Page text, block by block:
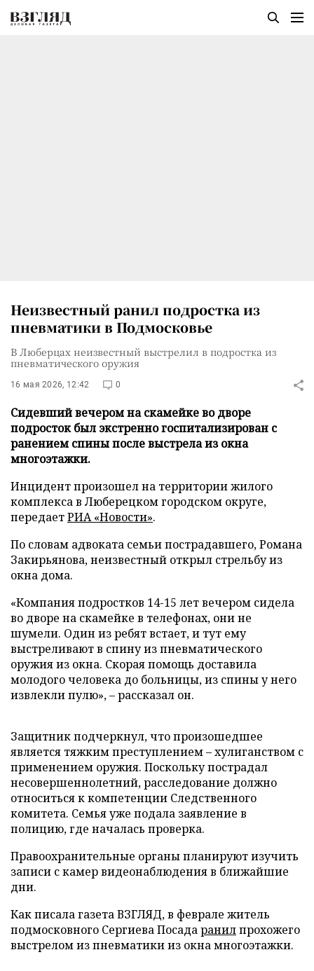
Неизвестный ранил подростка из
пневматики в Подмосковье
В Люберцах неизвестный выстрелил в подростка из
пневматического оружия
16 мая 2026, 12:42 0
Сидевший вечером на скамейке во дворе
подросток был экстренно госпитализирован с
ранением спины после выстрела из окна
многоэтажки.
Инцидент произошел на территории жилого
комплекса в Люберецком городском округе,
передаетРИА «Новости».
По словам адвоката семьи пострадавшего, Романа
Закирьянова, неизвестный открыл стрельбу из
окна дома.
«Компания подростков 14-15 лет вечером сидела
во дворе на скамейке в телефонах, они не
шумели. Один из ребят встает, и тут ему
выстреливают в спину из пневматического
оружия из окна. Скорая помощь доставила
молодого человека до больницы, из спины у него
извлекли пулю», – рассказал он.
Защитник подчеркнул, что произошедшее
является тяжким преступлением – хулиганством с
применением оружия. Поскольку пострадал
несовершеннолетний, расследование должно
относиться к компетенции Следственного
комитета. Семья уже подала заявление в
полицию, где началась проверка.
Правоохранительные органы планируют изучить
записи с камер видеонаблюдения в ближайшие
дни.
Как писала газета ВЗГЛЯД, в феврале житель
подмосковного Сергиева Посадаранилпрохожего
выстрелом из пневматики из окна многоэтажки.